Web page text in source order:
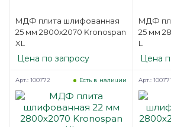
МДФ плита шлифованная
25 мм 2800х2070 Kronospan
XL
Цена по запросу
МДФ
25 мм
L
Цена
Есть в наличии
Арт.: 100772 Арт.: 100771